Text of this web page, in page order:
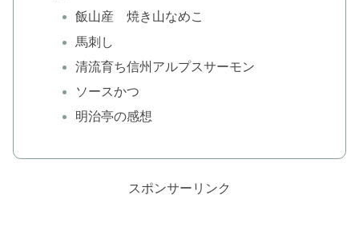
飯山産 焼き山なめこ
馬刺し
清流育ち信州アルプスサーモン
ソースかつ
明治亭の感想
スポンサーリンク